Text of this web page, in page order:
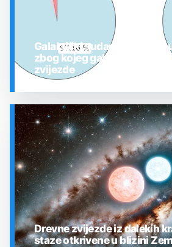
SVEMIR
Galaktički sudari možda
zbog kojeg galaksije
zvijezde
Drevne zvijezde iz dalekih
staze otkrivene u blizini